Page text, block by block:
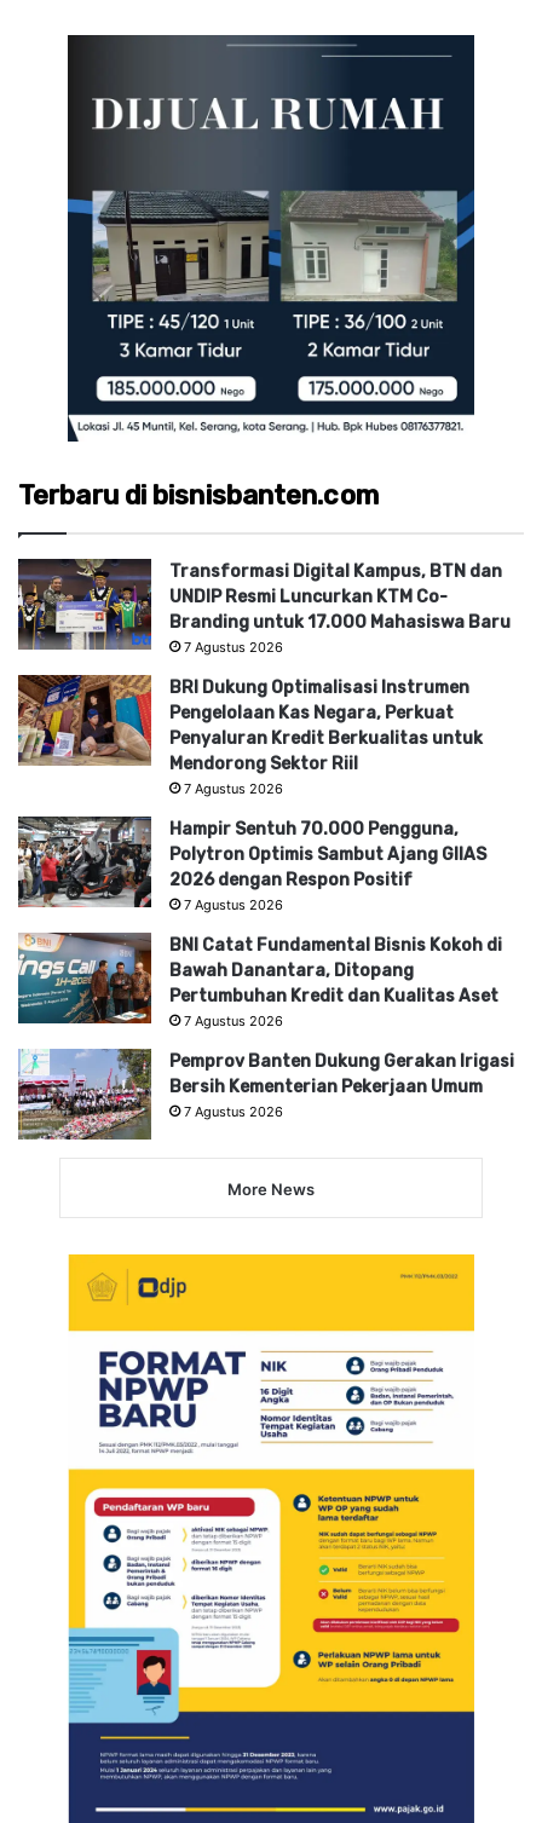
Terbaru di bisnisbanten.com
Transformasi Digital Kampus, BTN dan
UNDIP Resmi Luncurkan KTM Co-
Branding untuk 17.000 Mahasiswa Baru
7 Agustus 2026
BRI Dukung Optimalisasi Instrumen
Pengelolaan Kas Negara, Perkuat
Penyaluran Kredit Berkualitas untuk
Mendorong Sektor Riil
7 Agustus 2026
Hampir Sentuh 70.000 Pengguna,
Polytron Optimis Sambut Ajang GIIAS
2026 dengan Respon Positif
7 Agustus 2026
BNI Catat Fundamental Bisnis Kokoh di
Bawah Danantara, Ditopang
Pertumbuhan Kredit dan Kualitas Aset
7 Agustus 2026
Pemprov Banten Dukung Gerakan Irigasi
Bersih Kementerian Pekerjaan Umum
7 Agustus 2026
More News